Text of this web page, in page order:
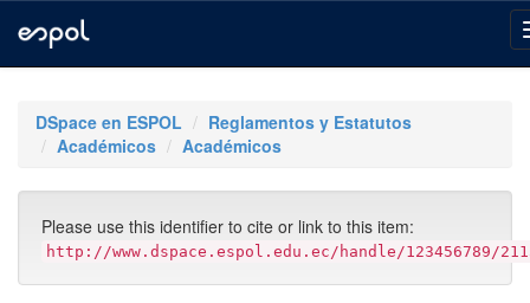
navigationDSpace en ESPOL
Reglamentos y Estatutos
Académicos
Académicos
Please use this identifier to cite or link to this item:
http://www.dspace.espol.edu.ec/handle/123456789/